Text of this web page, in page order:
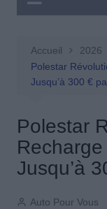
Accueil 2026
Polestar
Jusqu’à 300 €
Polestar
Jusqu’à
Auto Pour Vous